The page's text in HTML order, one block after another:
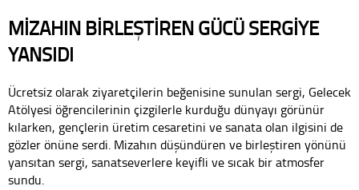
MİZAHIN BİRLEŞTİREN GÜCÜ SERGİYE
YANSIDI
Ücretsiz olarak ziyaretçilerin beğenisine sunulan sergi, Gelecek
Atölyesi öğrencilerinin çizgilerle kurduğu dünyayı görünür
kılarken, gençlerin üretim cesaretini ve sanata olan ilgisini de
gözler önüne serdi. Mizahın düşündüren ve birleştiren yönünü
yansıtan sergi, sanatseverlere keyifli ve sıcak bir atmosfer
sundu.